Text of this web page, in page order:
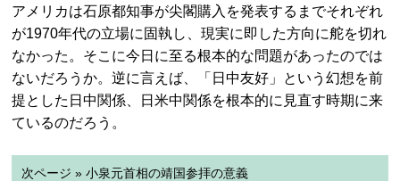
アメリカは石原都知事が尖閣購入を発表するまでそれぞれ
が1970年代の立場に固執し、現実に即した方向に舵を切れ
なかった。そこに今日に至る根本的な問題があったのでは
ないだろうか。逆に言えば、「日中友好」という幻想を前
提とした日中関係、日米中関係を根本的に見直す時期に来
ているのだろう。
次ページ » 小泉元首相の靖国参拝の意義